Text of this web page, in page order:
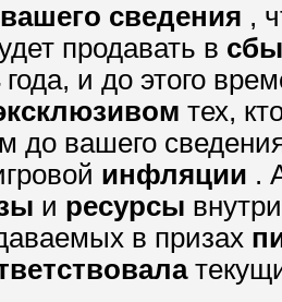
сведения ,
продавать в
года, и до этого
тех,
до вашего
инфляции .
и ресурсы
в призах